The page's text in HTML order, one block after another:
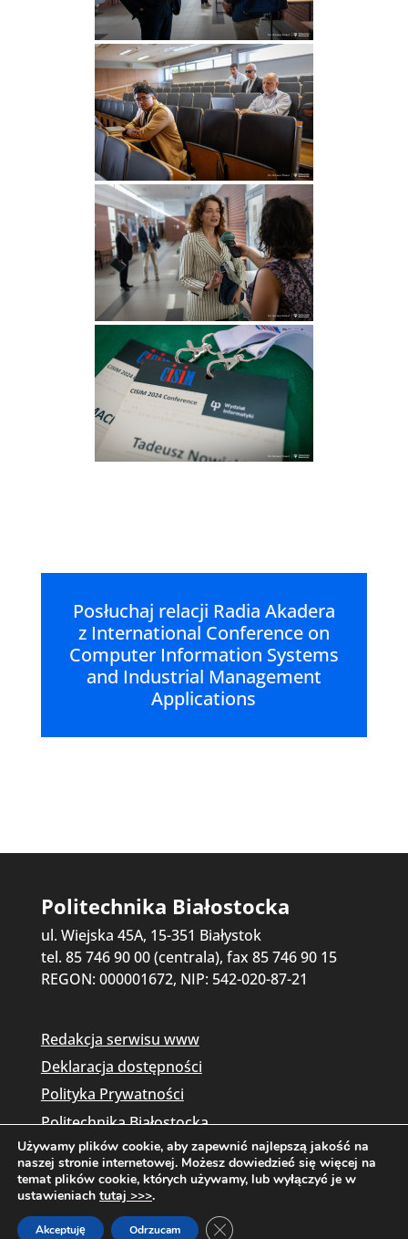
Posłuchaj relacji Radia Akadera
z International Conference on
Computer Information Systems
and Industrial Management
Applications
Politechnika Białostocka
ul. Wiejska 45A, 15-351 Białystok
tel. 85 746 90 00 (centrala), fax 85 746 90 15
REGON: 000001672, NIP: 542-020-87-21
Redakcja serwisu www
Deklaracja dostępności
Polityka Prywatności
Politechnika Białostocka
Copyright © 2026 Politechnika Białostocka
Używamy plików cookie, aby zapewnić najlepszą jakość na
naszej stronie internetowej. Możesz dowiedzieć się więcej na
temat plików cookie, których używamy, lub wyłączyć je w
ustawieniach tutaj >>>.
Akceptuję Odrzucam Zamknij panel powiadomień o